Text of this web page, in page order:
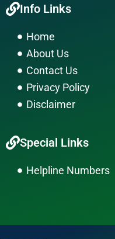
e
b
o
o
k
t
r
a
m
Info Links
Home
About Us
Contact Us
Privacy Policy
Disclaimer
Special Links
Helpline Numbers